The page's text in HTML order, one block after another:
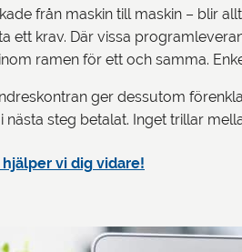
från maskin till maskin – blir
ett krav. Där vissa
ramen för ett och samma.
ger dessutom
nästa steg betalat. Inget trillar
hjälper vi dig vidare!